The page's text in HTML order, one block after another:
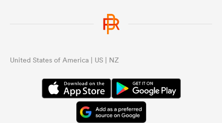
United States of America | US | NZ